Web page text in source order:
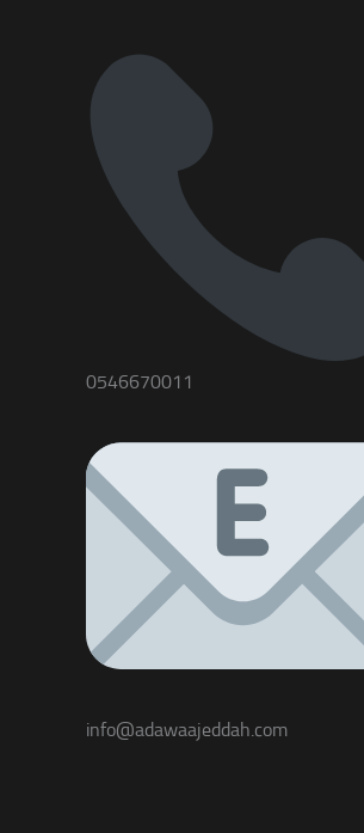
0546670011
info@adawaajeddah.com